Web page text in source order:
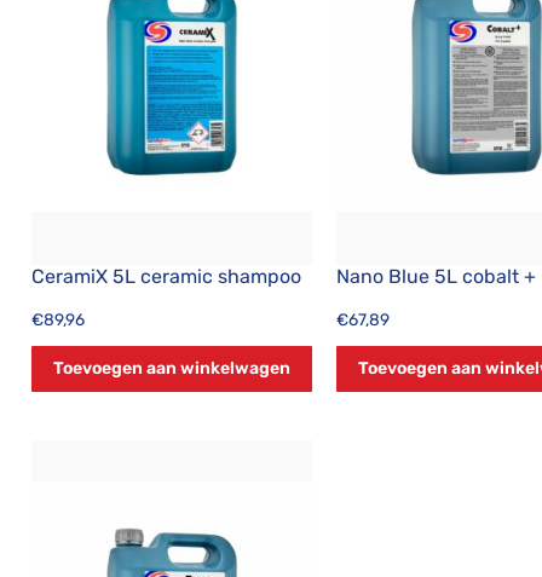
CeramiX 5L ceramic shampoo
€89,96
Toevoegen aan winkelwagen
Nano Blue 5L cobalt +
€67,89
Toevoegen aan